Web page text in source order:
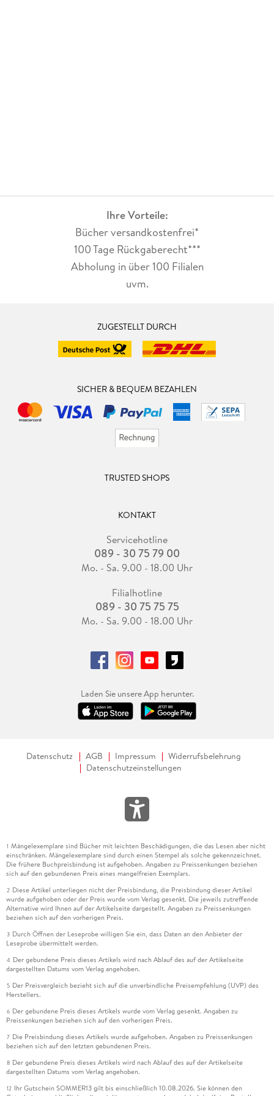
Ihre Vorteile:
Bücher versandkostenfrei*
100 Tage Rückgaberecht***
Abholung in über 100 Filialen
uvm.
ZUGESTELLT DURCH
SICHER & BEQUEM BEZAHLEN
TRUSTED SHOPS
KONTAKT
Servicehotline
089 - 30 75 79 00
Mo. - Sa. 9.00 - 18.00 Uhr
Filialhotline
089 - 30 75 75 75
Mo. - Sa. 9.00 - 18.00 Uhr
Laden Sie unsere App herunter.
Datenschutz AGB Impressum
Widerrufsbelehrung
Datenschutzeinstellungen
1 Mängelexemplare sind Bücher mit leichten Beschädigungen, die das Lesen aber nicht
einschränken. Mängelexemplare sind durch einen Stempel als solche gekennzeichnet.
Die frühere Buchpreisbindung ist aufgehoben. Angaben zu Preissenkungen beziehen
sich auf den gebundenen Preis eines mangelfreien Exemplars.
2 Diese Artikel unterliegen nicht der Preisbindung, die Preisbindung dieser Artikel
wurde aufgehoben oder der Preis wurde vom Verlag gesenkt. Die jeweils zutreffende
Alternative wird Ihnen auf der Artikelseite dargestellt. Angaben zu Preissenkungen
beziehen sich auf den vorherigen Preis.
3 Durch Öffnen der Leseprobe willigen Sie ein, dass Daten an den Anbieter der
Leseprobe übermittelt werden.
4 Der gebundene Preis dieses Artikels wird nach Ablauf des auf der Artikelseite
dargestellten Datums vom Verlag angehoben.
5 Der Preisvergleich bezieht sich auf die unverbindliche Preisempfehlung (UVP) des
Herstellers.
6 Der gebundene Preis dieses Artikels wurde vom Verlag gesenkt. Angaben zu
Preissenkungen beziehen sich auf den vorherigen Preis.
7 Die Preisbindung dieses Artikels wurde aufgehoben. Angaben zu Preissenkungen
beziehen sich auf den letzten gebundenen Preis.
8 Der gebundene Preis dieses Artikels wird nach Ablauf des auf der Artikelseite
dargestellten Datums vom Verlag angehoben.
12 Ihr Gutschein SOMMER13 gilt bis einschließlich 10.08.2026. Sie können den